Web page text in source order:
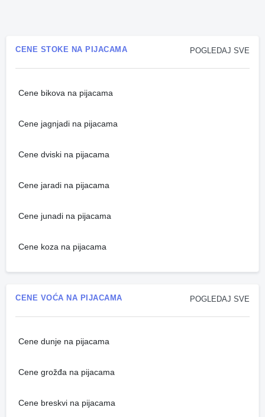
POGLEDAJ SVE
CENE STOKE NA PIJACAMA
Cene bikova na pijacama
Cene jagnjadi na pijacama
Cene dviski na pijacama
Cene jaradi na pijacama
Cene junadi na pijacama
Cene koza na pijacama
POGLEDAJ SVE
CENE VOĆA NA PIJACAMA
Cene dunje na pijacama
Cene grožđa na pijacama
Cene breskvi na pijacama